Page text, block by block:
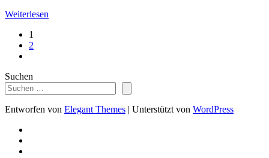
Weiterlesen
1
2
Suchen
Entworfen von Elegant Themes | Unterstützt von WordPress